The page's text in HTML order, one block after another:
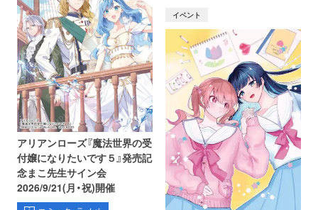
アリアンローズ『魔法世界の受
付嬢になりたいです５』発売記
念まこ先生サイン会
2026/9/21(月・祝)開催
イベント